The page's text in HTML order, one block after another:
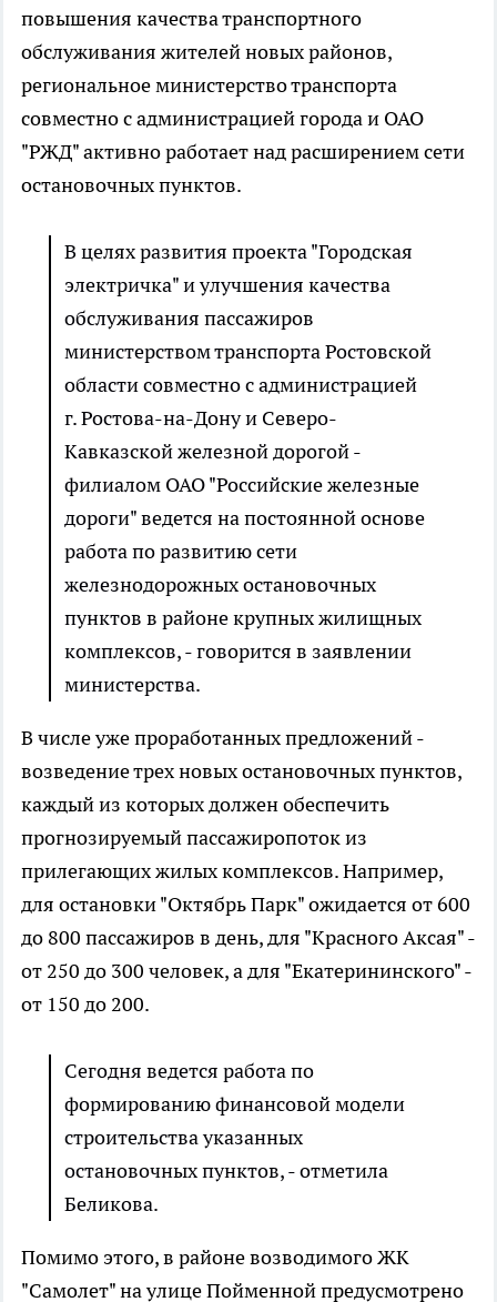
повышения качества транспортного
обслуживания жителей новых районов,
региональное министерство транспорта
совместно с администрацией города и ОАО
"РЖД" активно работает над расширением сети
остановочных пунктов.
В целях развития проекта "Городская
электричка" и улучшения качества
обслуживания пассажиров
министерством транспорта Ростовской
области совместно с администрацией
г. Ростова-на-Дону и Северо-
Кавказской железной дорогой -
филиалом ОАО "Российские железные
дороги" ведется на постоянной основе
работа по развитию сети
железнодорожных остановочных
пунктов в районе крупных жилищных
комплексов, - говорится в заявлении
министерства.
В числе уже проработанных предложений -
возведение трех новых остановочных пунктов,
каждый из которых должен обеспечить
прогнозируемый пассажиропоток из
прилегающих жилых комплексов. Например,
для остановки "Октябрь Парк" ожидается от 600
до 800 пассажиров в день, для "Красного Аксая" -
от 250 до 300 человек, а для "Екатерининского" -
от 150 до 200.
Сегодня ведется работа по
формированию финансовой модели
строительства указанных
остановочных пунктов, - отметила
Беликова.
Помимо этого, в районе возводимого ЖК
"Самолет" на улице Пойменной предусмотрено